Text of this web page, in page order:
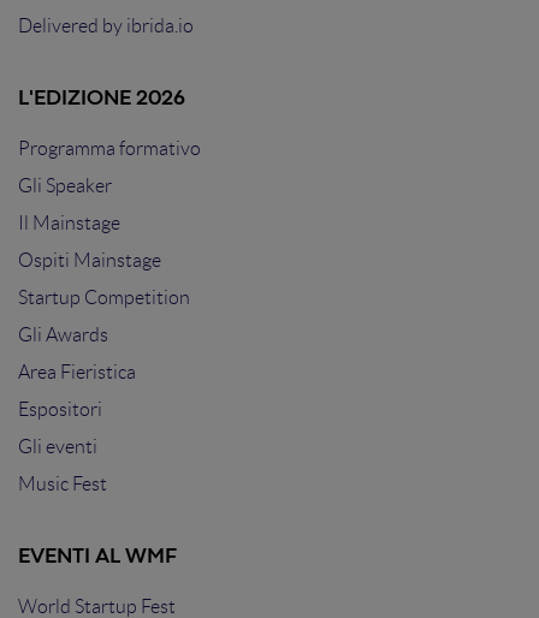
Delivered by ibrida.io
L'EDIZIONE 2026
Programma formativo
Gli Speaker
Il Mainstage
Ospiti Mainstage
Startup Competition
Gli Awards
Area Fieristica
Espositori
Gli eventi
Music Fest
EVENTI AL WMF
World Startup Fest